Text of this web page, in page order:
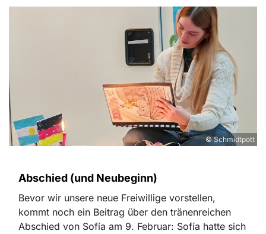
© Schmidtpott
Abschied (und Neubeginn)
Bevor wir unsere neue Freiwillige vorstellen,
kommt noch ein Beitrag über den tränenreichen
Abschied von Sofía am 9. Februar: Sofía hatte sich